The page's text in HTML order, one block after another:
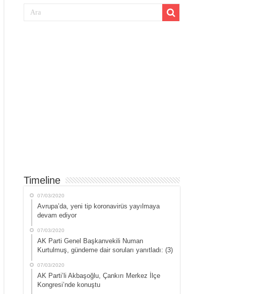
Timeline
07/03/2020
Avrupa’da, yeni tip koronavirüs yayılmaya
devam ediyor
07/03/2020
AK Parti Genel Başkanvekili Numan
Kurtulmuş, gündeme dair soruları yanıtladı: (3)
07/03/2020
AK Parti’li Akbaşoğlu, Çankırı Merkez İlçe
Kongresi’nde konuştu